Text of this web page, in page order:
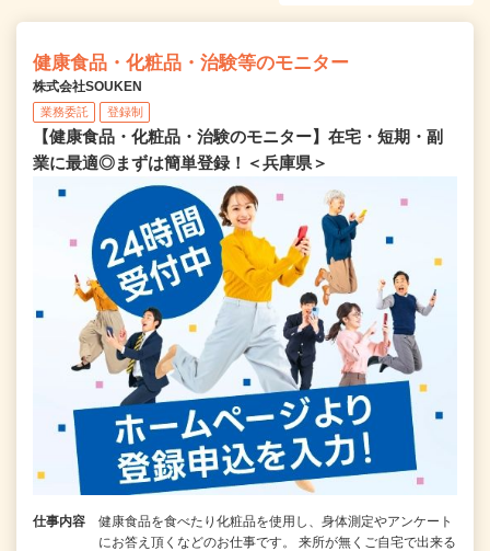
健康食品・化粧品・治験等のモニター
株式会社SOUKEN
業務委託 登録制
【健康食品・化粧品・治験のモニター】在宅・短期・副
業に最適◎まずは簡単登録！＜兵庫県＞
仕事内容
健康食品を食べたり化粧品を使用し、身体測定やアンケート
にお答え頂くなどのお仕事です。 来所が無くご自宅で出来る